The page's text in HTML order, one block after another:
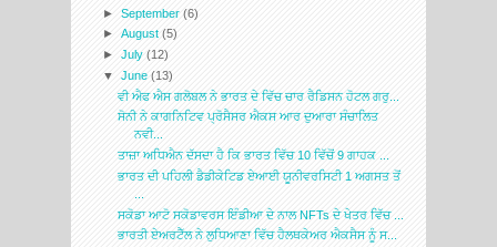
►September(6)
►August(5)
►July(12)
▼June(13)
ਵੀ ਐਫ ਐਸ ਗਲੋਬਲ ਨੇ ਭਾਰਤ ਦੇ ਵਿੱਚ ਚਾਰ ਰੈਡਿਸਨ ਹੋਟਲ ਗਰੁ...
ਸੋਨੀ ਨੇ ਕਾਗਨਿਟਿਵ ਪ੍ਰੋਸੈਸਰ ਐਕਸ ਆਰ ਦੁਆਰਾ ਸੰਚਾਲਿਤ
ਨਵੀ...
ਤਾਜ਼ਾ ਅਧਿਐਨ ਦੱਸਦਾ ਹੈ ਕਿ ਭਾਰਤ ਵਿੱਚ 10 ਵਿੱਚੋਂ 9 ਗਾਹਕ ...
ਭਾਰਤ ਦੀ ਪਹਿਲੀ ਡੈਡੀਕੇਟਿਡ ਏਆਈ ਯੂਨੀਵਰਸਿਟੀ 1 ਅਗਸਤ ਤੋਂ
ਸਕੋਡਾ ਆਟੋ ਸਕੋਡਾਵਰਸ ਇੰਡੀਆ ਦੇ ਨਾਲ NFTs ਦੇ ਖੇਤਰ ਵਿੱਚ ...
ਭਾਰਤੀ ਏਅਰਟੈੱਲ ਨੇ ਲੁਧਿਆਣਾ ਵਿੱਚ ਹੈਲਥਕੇਅਰ ਐਕਸੈਸ ਨੂੰ ਸ...